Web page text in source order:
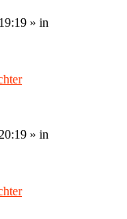
» in
» in